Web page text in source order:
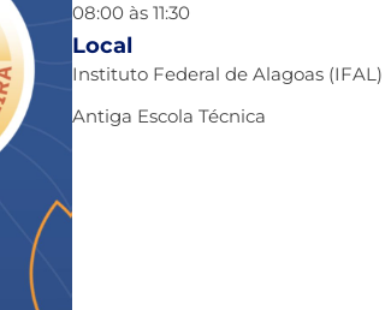
08:00 às 11:30
Local
Instituto Federal de Alagoas (IFAL)
Antiga Escola Técnica